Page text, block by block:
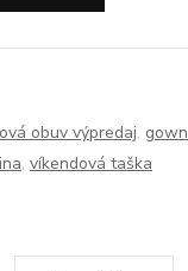
obuv výpredaj, gown
, víkendová taška